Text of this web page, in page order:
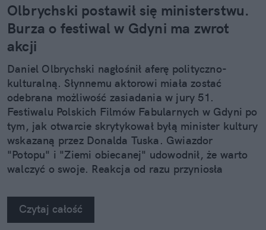
Olbrychski postawił się ministerstwu.
Burza o festiwal w Gdyni ma zwrot
akcji
Daniel Olbrychski nagłośnił aferę polityczno-
kulturalną. Słynnemu aktorowi miała zostać
odebrana możliwość zasiadania w jury 51.
Festiwalu Polskich Filmów Fabularnych w Gdyni po
tym, jak otwarcie skrytykował byłą minister kultury
wskazaną przez Donalda Tuska. Gwiazdor
"Potopu" i "Ziemi obiecanej" udowodnił, że warto
walczyć o swoje. Reakcja od razu przyniosła
Czytaj całość